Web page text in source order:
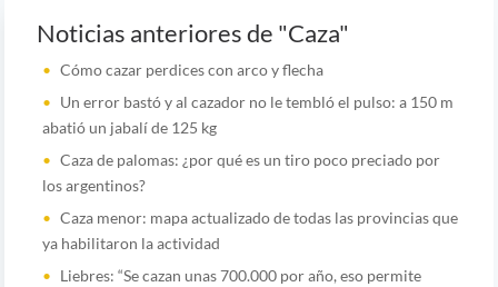
Noticias anteriores de "Caza"
Cómo cazar perdices con arco y flecha
Un error bastó y al cazador no le tembló el pulso: a 150 m
abatió un jabalí de 125 kg
Caza de palomas: ¿por qué es un tiro poco preciado por
los argentinos?
Caza menor: mapa actualizado de todas las provincias que
ya habilitaron la actividad
Liebres: “Se cazan unas 700.000 por año, eso permite